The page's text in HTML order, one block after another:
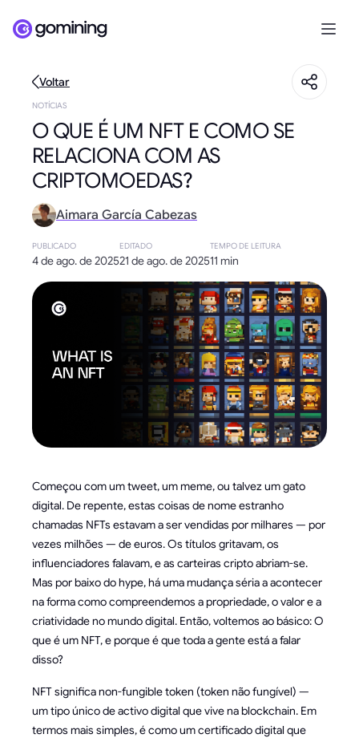
Voltar
NOTÍCIAS
O QUE É UM NFT E COMO SE
RELACIONA COM AS
CRIPTOMOEDAS?
Aimara García Cabezas
PUBLICADO
4 de ago. de 2025
EDITADO
21 de ago. de 2025
TEMPO DE LEITURA
11 min
Começou com um tweet, um meme, ou talvez um gato
digital. De repente, estas coisas de nome estranho
chamadas NFTs estavam a ser vendidas por milhares — por
vezes milhões — de euros. Os títulos gritavam, os
influenciadores falavam, e as carteiras cripto abriam-se.
Mas por baixo do hype, há uma mudança séria a acontecer
na forma como compreendemos a propriedade, o valor e a
criatividade no mundo digital. Então, voltemos ao básico: O
que é um NFT, e porque é que toda a gente está a falar
disso?
NFT significa non-fungible token (token não fungível) —
um tipo único de activo digital que vive na blockchain. Em
termos mais simples, é como um certificado digital que